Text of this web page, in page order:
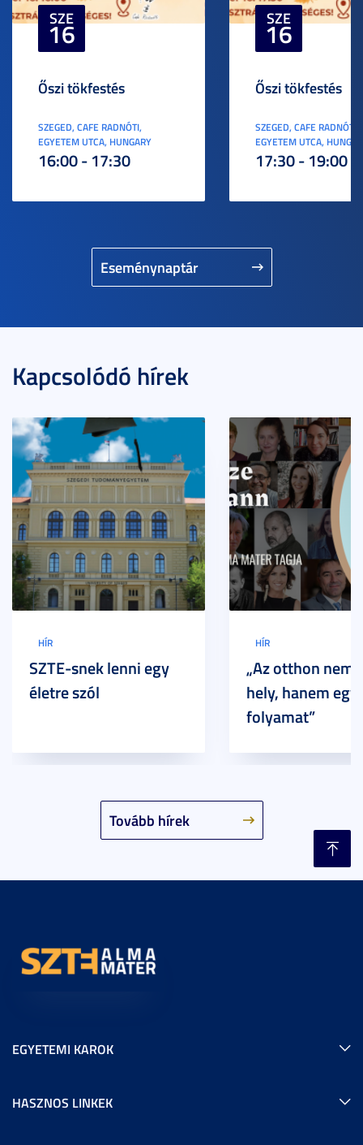
Eseménynaptár
SZE
16
Őszi tökfestés
SZEGED, CAFE RADNÓTI,
EGYETEM UTCA, HUNGARY
16:00 - 17:30
SZE
16
Őszi tökfestés
SZEGED, CAFE RADNÓTI,
EGYETEM UTCA,
17:30 - 19:00
Kapcsolódó hírek
Tovább hírek
HÍR
SZTE-snek lenni egy
életre szól
HÍR
„Az otthon nem
hely, hanem egy
folyamat”
EGYETEMI KAROK
HASZNOS LINKEK